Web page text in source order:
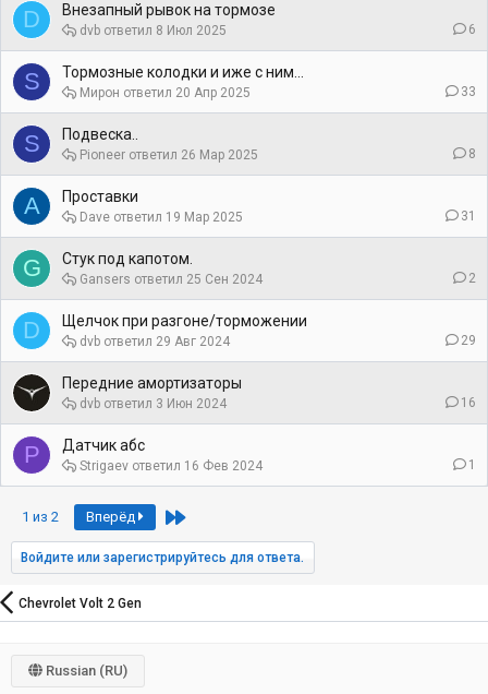
D Внезапный рывок на тормозе
6
8 Июл 2025
dvb
S Тормозные колодки и иже с ним...
33
20 Апр 2025
Мирон
S Подвеска..
8
26 Мар 2025
Pioneer
А Проставки
31
19 Мар 2025
Dave
G Стук под капотом.
2
25 Сен 2024
Gansers
D Щелчок при разгоне/торможении
29
29 Авг 2024
dvb
Передние амортизаторы
16
3 Июн 2024
dvb
P Датчик абс
1
16 Фев 2024
Strigaev
1 из 2 Вперёд Last
Войдите или зарегистрируйтесь для ответа.
Chevrolet Volt 2 Gen
Russian (RU)